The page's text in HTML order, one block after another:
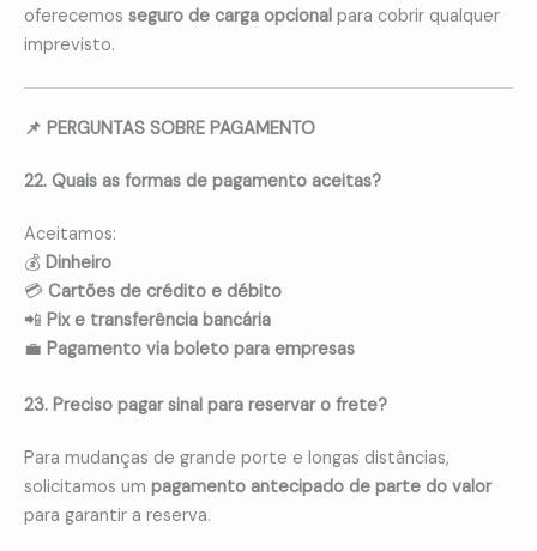
oferecemos seguro de carga opcional para cobrir qualquer
imprevisto.
📌 PERGUNTAS SOBRE PAGAMENTO
22. Quais as formas de pagamento aceitas?
Aceitamos:
💰 Dinheiro
💳 Cartões de crédito e débito
📲 Pix e transferência bancária
💼 Pagamento via boleto para empresas
23. Preciso pagar sinal para reservar o frete?
Para mudanças de grande porte e longas distâncias,
solicitamos um pagamento antecipado de parte do valor
para garantir a reserva.